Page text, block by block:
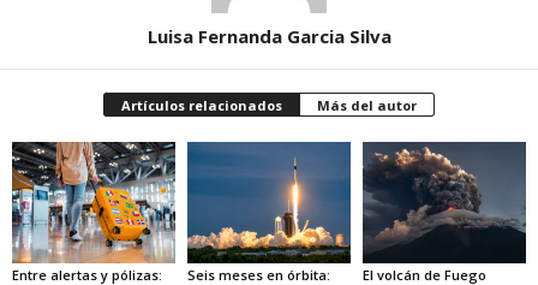
Luisa Fernanda Garcia Silva
Artículos relacionados Más del autor
Entre alertas y pólizas:
Seis meses en órbita:
El volcán de Fuego